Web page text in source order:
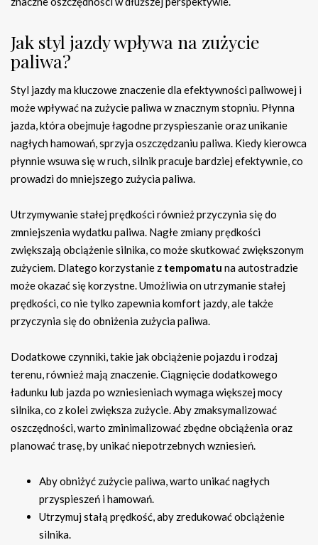
Jak styl jazdy wpływa na zużycie
paliwa?
Styl jazdy ma kluczowe znaczenie dla efektywności paliwowej i
może wpływać na zużycie paliwa w znacznym stopniu. Płynna
jazda, która obejmuje łagodne przyspieszanie oraz unikanie
nagłych hamowań, sprzyja oszczędzaniu paliwa. Kiedy kierowca
płynnie wsuwa się w ruch, silnik pracuje bardziej efektywnie, co
prowadzi do mniejszego zużycia paliwa.
Utrzymywanie stałej prędkości również przyczynia się do
zmniejszenia wydatku paliwa. Nagłe zmiany prędkości
zwiększają obciążenie silnika, co może skutkować zwiększonym
zużyciem. Dlatego korzystanie z tempomatu na autostradzie
może okazać się korzystne. Umożliwia on utrzymanie stałej
prędkości, co nie tylko zapewnia komfort jazdy, ale także
przyczynia się do obniżenia zużycia paliwa.
Dodatkowe czynniki, takie jak obciążenie pojazdu i rodzaj
terenu, również mają znaczenie. Ciągnięcie dodatkowego
ładunku lub jazda po wzniesieniach wymaga większej mocy
silnika, co z kolei zwiększa zużycie. Aby zmaksymalizować
oszczędności, warto zminimalizować zbędne obciążenia oraz
planować trasę, by unikać niepotrzebnych wzniesień.
Aby obniżyć zużycie paliwa, warto unikać nagłych
przyspieszeń i hamowań.
Utrzymuj stałą prędkość, aby zredukować obciążenie
silnika.